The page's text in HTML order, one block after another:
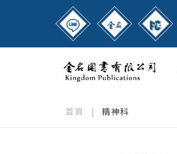
首頁 | 精神科